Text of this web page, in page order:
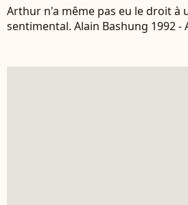
Arthur n'a même pas eu le droit à
sentimental. Alain Bashung 1992 -